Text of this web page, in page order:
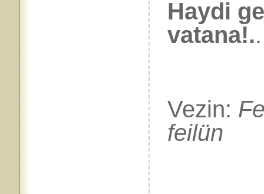
Haydi
vatana!..
Vezin:
feilün